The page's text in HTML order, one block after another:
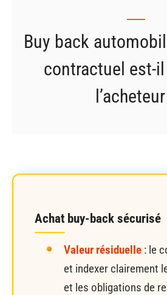
Buy back
contractuel est-
Achat buy-back sécurisé
Valeur résiduelle : le
et indexer clairement
et les obligations de